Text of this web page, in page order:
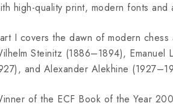
high-quality print, modern fonts and
I covers the dawn of modern
Steinitz (1886–1894), Emanuel
and Alexander Alekhine
of the ECF Book of the Year